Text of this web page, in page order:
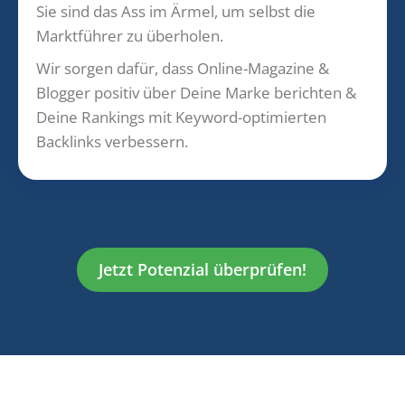
Sie sind das Ass im Ärmel, um selbst die
Marktführer zu überholen.
Wir sorgen dafür, dass Online-Magazine &
Blogger positiv über Deine Marke berichten &
Deine Rankings mit Keyword-optimierten
Backlinks verbessern.
Jetzt Potenzial überprüfen!